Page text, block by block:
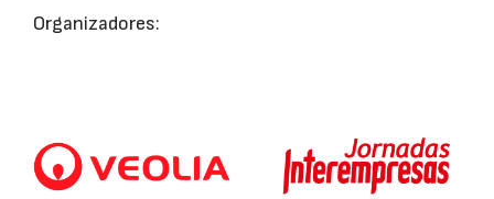
Organizadores: